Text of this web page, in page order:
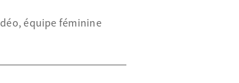
équipe féminine